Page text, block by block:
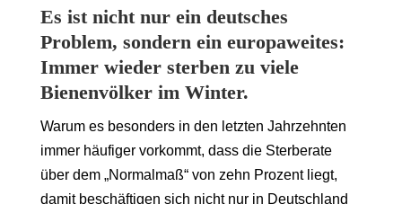
Es ist nicht nur ein deutsches
Problem, sondern ein europaweites:
Immer wieder sterben zu viele
Bienenvölker im Winter.
Warum es besonders in den letzten Jahrzehnten
immer häufiger vorkommt, dass die Sterberate
über dem „Normalmaß“ von zehn Prozent liegt,
damit beschäftigen sich nicht nur in Deutschland